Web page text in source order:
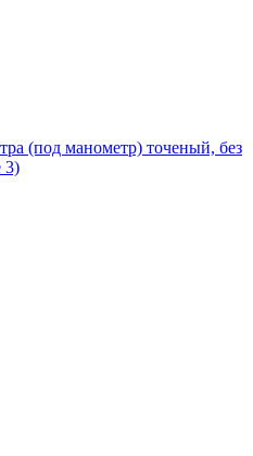
(под манометр) точеный, без
3)